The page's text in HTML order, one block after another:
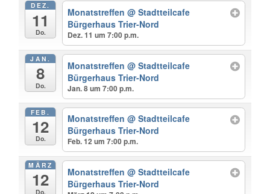
DEZ.
11
Do.
Monatstreffen @ Stadtteilcafe
Bürgerhaus Trier-Nord
Dez. 11 um 7:00 p.m.
JAN.
8
Do.
Monatstreffen @ Stadtteilcafe
Bürgerhaus Trier-Nord
Jan. 8 um 7:00 p.m.
FEB.
12
Do.
Monatstreffen @ Stadtteilcafe
Bürgerhaus Trier-Nord
Feb. 12 um 7:00 p.m.
MÄRZ
12
Do.
Monatstreffen @ Stadtteilcafe
Bürgerhaus Trier-Nord